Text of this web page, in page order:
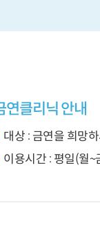
연클리닉 안내
대상 : 금연을 희망
이용시간 : 평일(월